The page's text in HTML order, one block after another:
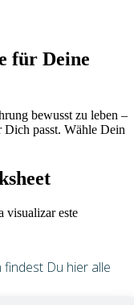
für Deine
bewusst zu leben –
Dich passt. Wähle Dein
visualizar este
findest Du hier alle